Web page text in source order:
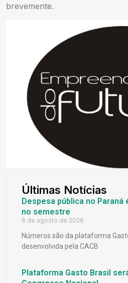
brevemente.
Últimas Notícias
Despesa pública no Paraná
no semestre
6 de agosto de 2026
Números são da plataforma
desenvolvida pela CACB
Plataforma Gasto Brasil